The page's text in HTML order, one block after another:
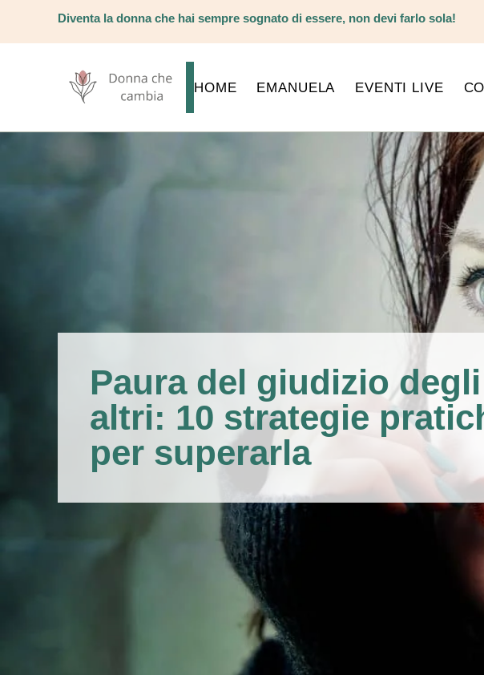
Diventa la donna che hai sempre sognato di essere, non devi farlo sola!
HOME EMANUELA EVENTI LIVE
Paura del giudizio degli
altri: 10 strategie
per superarla